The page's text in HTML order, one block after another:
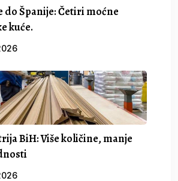
do Španije: Četiri moćne
kuće.
BiH: Više količine, manje